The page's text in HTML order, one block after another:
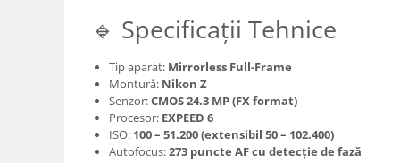
Carduri memorie
Cititoare carduri
Huse protectie card memorie
🔹 Specificații Tehnice
Tip aparat: Mirrorless Full-Frame
Montură: Nikon Z
Senzor:CMOS 24.3 MP (FX format)
Procesor: EXPEED 6
ISO: 100 – 51.200 (extensibil 50 – 102.400)
Autofocus:273 puncte AF cu detecție de fază